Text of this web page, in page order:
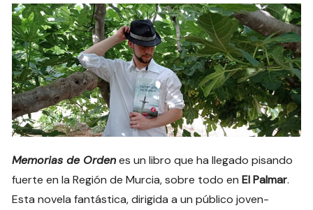
Memorias de Ordenes un libro que ha llegado pisando
fuerte en la Región de Murcia, sobre todo enEl Palmar.
Esta novela fantástica, dirigida a un público joven-